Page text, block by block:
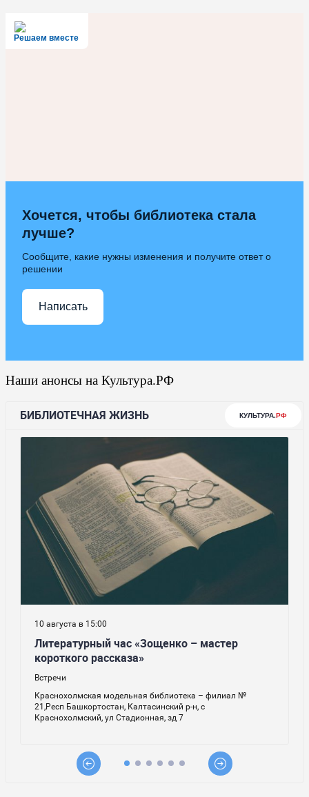
Решаем вместе
Хочется, чтобы библиотека стала
лучше?
Сообщите, какие нужны изменения и получите ответ о
решении
Написать
Наши анонсы на Культура.РФ